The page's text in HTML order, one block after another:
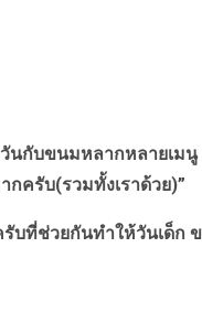
วันกับขนมหลากหลายเม
ครับ(รวมทั้งเราด้วย)”
ที่ช่วยกันทำให้วันเด็ก